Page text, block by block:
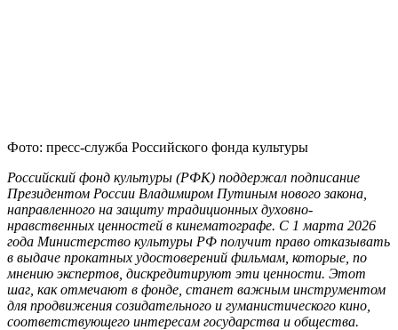
Фото: пресс-служба Российского фонда культуры
Российский фонд культуры (РФК) поддержал подписание
Президентом России Владимиром Путиным нового закона,
направленного на защиту традиционных духовно-
нравственных ценностей в кинематографе. С 1 марта 2026
года Министерство культуры РФ получит право отказывать
в выдаче прокатных удостоверений фильмам, которые, по
мнению экспертов, дискредитируют эти ценности. Этот
шаг, как отмечают в фонде, станет важным инструментом
для продвижения созидательного и гуманистического кино,
соответствующего интересам государства и общества.